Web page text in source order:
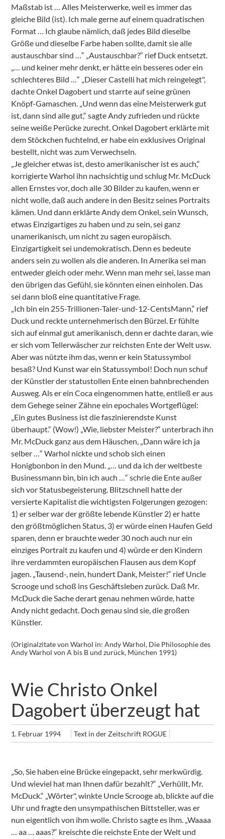
Maßstab ist … Alles Meisterwerke, weil es immer das
gleiche Bild (ist). Ich male gerne auf einem quadratischen
Format … Ich glaube nämlich, daß jedes Bild dieselbe
Größe und dieselbe Farbe haben sollte, damit sie alle
austauschbar sind …“ „Austauschbar?“ rief Duck entsetzt.
„… und keiner mehr denkt, er hätte ein besseres oder ein
schlechteres Bild …“ „Dieser Castelli hat mich reingelegt",
dachte Onkel Dagobert und starrte auf seine grünen
Knöpf-Gamaschen. „Und wenn das eine Meisterwerk gut
ist, dann sind alle gut,“ sagte Andy zufrieden und rückte
seine weiße Perücke zurecht. Onkel Dagobert erklärte mit
dem Stöckchen fuchtelnd, er habe ein exklusives Original
bestellt, nicht was zum Verwechseln.
„Je gleicher etwas ist, desto amerikanischer ist es auch,“
korrigierte Warhol ihn nachsichtig und schlug Mr. McDuck
allen Ernstes vor, doch alle 30 Bilder zu kaufen, wenn er
nicht wolle, daß auch andere in den Besitz seines Portraits
kämen. Und dann erklärte Andy dem Onkel, sein Wunsch,
etwas Einzigartiges zu haben und zu sein, sei ganz
unamerikanisch, um nicht zu sagen europäisch.
Einzigartigkeit sei undemokratisch. Denn es bedeute
anders sein zu wollen als die anderen. In Amerika sei man
entweder gleich oder mehr. Wenn man mehr sei, lasse man
den übrigen das Gefühl, sie könnten einen einholen. Das
sei dann bloß eine quantitative Frage.
„Ich bin ein 255-Trillionen-Taler-und-12-CentsMann,“ rief
Duck und reckte unternehmerisch den Bürzel. Er fühlte
sich auf einmal gut amerikanisch, denn er dachte daran, wie
er sich vom Tellerwäscher zur reichsten Ente der Welt usw.
Aber was nützte ihm das, wenn er kein Statussymbol
besaß? Und Kunst war ein Statussymbol! Doch nun schuf
der Künstler der statustollen Ente einen bahnbrechenden
Ausweg. Als er ein Coca eingenommen hatte, entließ er aus
dem Gehege seiner Zähne ein epochales Wortgeflügel:
„Ein gutes Business ist die faszinierendste Kunst
überhaupt.“ (Wow!) „Wie, liebster Meister?“ unterbrach ihn
Mr. McDuck ganz aus dem Häuschen, „Dann wäre ich ja
selber …“ Warhol nickte und schob sich einen
Honigbonbon in den Mund. „… und da ich der weltbeste
Businessmann bin, bin ich auch …“ schrie die Ente außer
sich vor Statusbegeisterung. Blitzschnell hatte der
versierte Kapitalist die wichtigsten Folgerungen gezogen:
1) er selber war der größte lebende Künstler 2) er hatte
den größtmöglichen Status, 3) er würde einen Haufen Geld
sparen, denn er brauchte weder 30 noch auch nur ein
einziges Portrait zu kaufen und 4) würde er den Kindern
ihre verdammten europäischen Flausen aus dem Kopf
jagen. „Tausend-, nein, hundert Dank, Meister!“ rief Uncle
Scrooge und schoß ins Geschäftsleben zurück. Daß Mr.
McDuck die Sache derart genau nehmen würde, hatte
Andy nicht gedacht. Doch genau sind sie, die großen
Künstler.
(Originalzitate von Warhol in: Andy Warhol, Die Philosophie des
Andy Warhol von A bis B und zurück, München 1991)
Wie Christo Onkel
Dagobert überzeugt hat
1. Februar 1994 Text in der Zeitschrift ROGUE
„So, Sie haben eine Brücke eingepackt, sehr merkwürdig.
Und wieviel hat man Ihnen dafür bezahlt?“ „Verhüllt, Mr.
McDuck.“ „Wörter", winkte Uncle Scrooge ab, blickte auf die
Uhr und fragte den unsympathischen Bittsteller, was er
nun eigentlich von ihm wolle. Christo sagte es ihm. „Waaaa
… aa … aaas?“ kreischte die reichste Ente der Welt und